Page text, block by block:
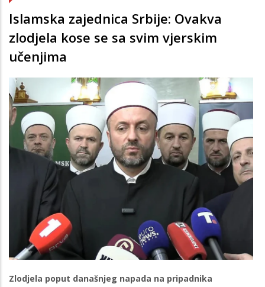
Islamska zajednica Srbije: Ovakva
zlodjela kose se sa svim vjerskim
učenjima
Zlodjela poput današnjeg napada na pripadnika